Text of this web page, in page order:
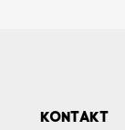
KONTAKT